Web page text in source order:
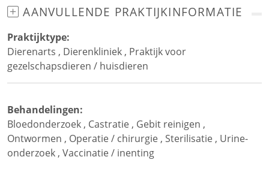
AANVULLENDE PRAKTIJKINFORMATIE
Praktijktype:
Dierenarts , Dierenkliniek , Praktijk voor
gezelschapsdieren / huisdieren
Behandelingen:
Bloedonderzoek , Castratie , Gebit reinigen ,
Ontwormen , Operatie / chirurgie , Sterilisatie , Urine-
onderzoek , Vaccinatie / inenting